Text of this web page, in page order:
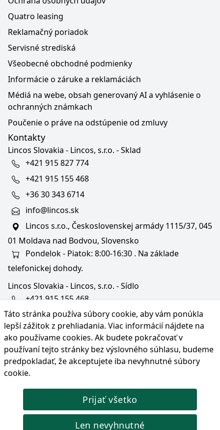
Táto stránka používa súbory cookie, aby vám ponúkla
lepší zážitok z prehliadania. Viac informácií nájdete na
ako používame cookies. Ak budete pokračovať v
používaní tejto stránky bez výslovného súhlasu, budeme
predpokladať, že akceptujete iba nevyhnutné súbory
cookie.
Prijať všetko
Len nevyhnutné
Quatro leasing
Reklamačný poriadok
Servisné strediská
Všeobecné obchodné podmienky
Informácie o záruke a reklamáciách
Médiá na webe, obsah generovaný AI a vyhlásenie o
ochranných známkach
Poučenie o práve na odstúpenie od zmluvy
Kontakty
Lincos Slovakia - Lincos, s.r.o. - Sklad
+421 915 827 774
+421 915 155 468
+36 30 343 6714
info@lincos.sk
Lincos s.r.o., Československej armády 1115/37, 045
01 Moldava nad Bodvou, Slovensko
Pondelok - Piatok: 8:00-16:30 . Na základe
telefonickej dohody.
Lincos Slovakia - Lincos, s.r.o. - Sídlo
+421 915 155 468
+36/30 343 6714
bratislava@lincos.sk
Lincos s.r.o., Rustaveliho 4, 831 06 Bratislava - m. č.
Rača, Slovensko
Iba sídlo firmy
© Copyright 2026 Lincos s.r.o., všetky práva vyhradené.